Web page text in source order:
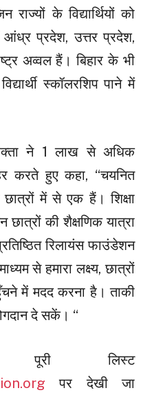
के विद्यार्थियों को
आंध्र प्रदेश, उत्तर प्रदेश,
अव्वल हैं। बिहार के भी
स्कॉलरशिप पाने में
ने 1 लाख से अधिक
करते हुए कहा, “चयनित
छात्रों में से एक हैं। शिक्षा
की शैक्षणिक यात्रा
रिलायंस फाउंडेशन
से हमारा लक्ष्य, छात्रों
में मदद करना है। ताकी
दे सकें। “
पूरी लिस्ट
पर देखी जा